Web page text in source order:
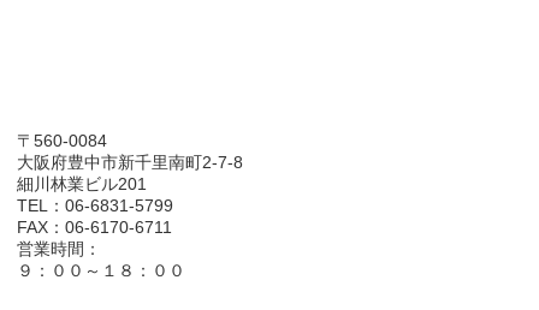
〒560-0084
大阪府豊中市新千里南町2-7-8
細川林業ビル201
TEL：06-6831-5799
FAX：06-6170-6711
営業時間：
９：００～１８：００